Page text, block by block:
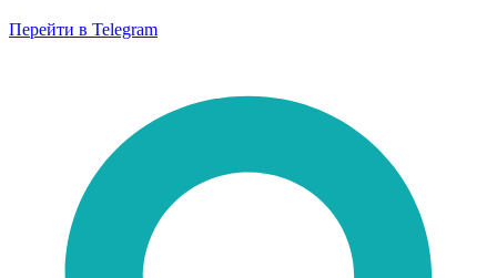
Перейти в Telegram